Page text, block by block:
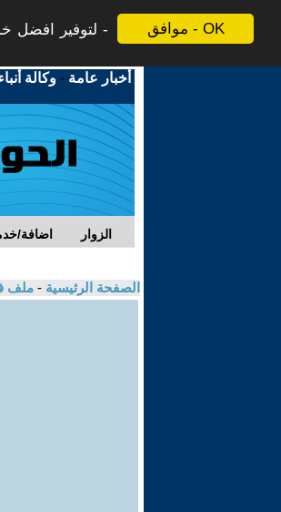
موافق - OK
لتوفير افضل
أخبار عامة -وكالة
اضافة/ الزوار
الصفحة الرئيسية - ملف